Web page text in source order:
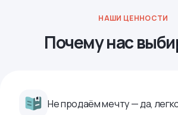
НАШИ ЦЕННОСТИ
Почему нас
Не продаём мечту — да,